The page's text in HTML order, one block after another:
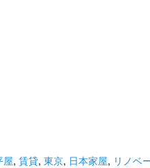
屋, 賃貸, 東京, 日本家屋, リノベ